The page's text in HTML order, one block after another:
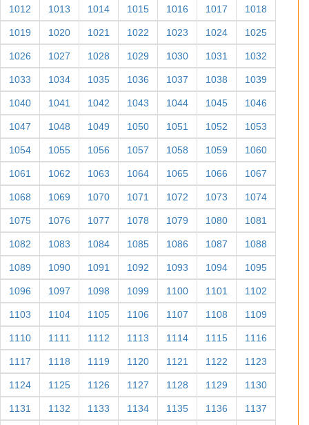
1012 1013 1014 1015 1016 1017 1018
1019 1020 1021 1022 1023 1024 1025
1026 1027 1028 1029 1030 1031 1032
1033 1034 1035 1036 1037 1038 1039
1040 1041 1042 1043 1044 1045 1046
1047 1048 1049 1050 1051 1052 1053
1054 1055 1056 1057 1058 1059 1060
1061 1062 1063 1064 1065 1066 1067
1068 1069 1070 1071 1072 1073 1074
1075 1076 1077 1078 1079 1080 1081
1082 1083 1084 1085 1086 1087 1088
1089 1090 1091 1092 1093 1094 1095
1096 1097 1098 1099 1100 1101 1102
1103 1104 1105 1106 1107 1108 1109
1110 1111 1112 1113 1114 1115 1116
1117 1118 1119 1120 1121 1122 1123
1124 1125 1126 1127 1128 1129 1130
1131 1132 1133 1134 1135 1136 1137